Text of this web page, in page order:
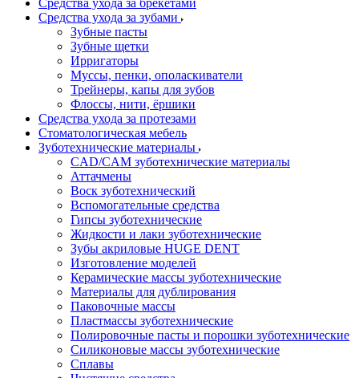
Средства ухода за брекетами
Средства ухода за зубами
Зубные пасты
Зубные щетки
Ирригаторы
Муссы, пенки, ополаскиватели
Трейнеры, капы для зубов
Флоссы, нити, ёршики
Средства ухода за протезами
Стоматологическая мебель
Зуботехнические материалы
CAD/CAM зуботехнические материалы
Аттачмены
Воск зуботехнический
Вспомогательные средства
Гипсы зуботехнические
Жидкости и лаки зуботехнические
Зубы акриловые HUGE DENT
Изготовление моделей
Керамические массы зуботехнические
Материалы для дублирования
Паковочные массы
Пластмассы зуботехнические
Полировочные пасты и порошки зуботехнические
Силиконовые массы зуботехнические
Сплавы